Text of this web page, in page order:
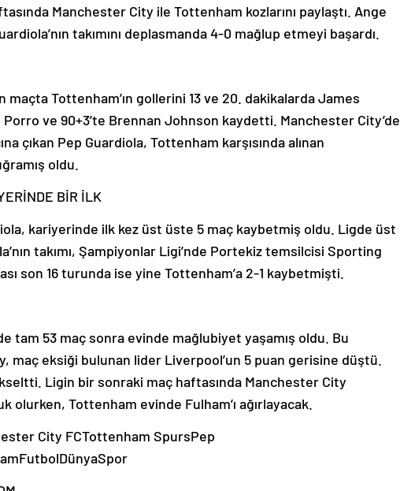
Manchester City ile Tottenham kozlarını paylaştı. Ange
takımını deplasmanda 4-0 mağlup etmeyi başardı.
maçta Tottenham’ın gollerini 13 ve 20. dakikalarda James
ve 90+3’te Brennan Johnson kaydetti. Manchester City’de
çıkan Pep Guardiola, Tottenham karşısında alınan
oldu.
BİR İLK
kariyerinde ilk kez üst üste 5 maç kaybetmiş oldu. Ligde üst
takımı, Şampiyonlar Ligi’nde Portekiz temsilcisi Sporting
son 16 turunda ise yine Tottenham’a 2-1 kaybetmişti.
tam 53 maç sonra evinde mağlubiyet yaşamış oldu. Bu
maç eksiği bulunan lider Liverpool’un 5 puan gerisine düştü.
Ligin bir sonraki maç haftasında Manchester City
olurken, Tottenham evinde Fulham’ı ağırlayacak.
City FCTottenham SpursPep